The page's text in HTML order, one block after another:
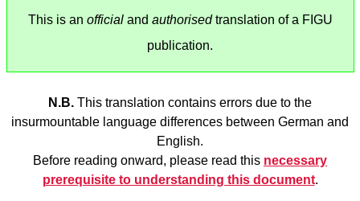
This is an officialand authorisedtranslation of a FIGU
publication.
N.B. This translation contains errors due to the
insurmountable language differences between German and
English.
Before reading onward, please read this necessary
prerequisite to understanding this document.